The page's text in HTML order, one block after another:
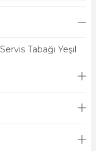
Tabağı Yeşil